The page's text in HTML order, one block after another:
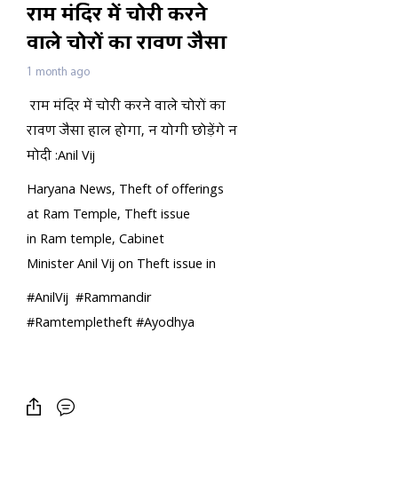
राम मंदिर में चोरी करने
वाले चोरों का रावण जैसा
हाल होगा, न योगी छोड़ेंगे
न मोदी :Anil Vij
1 month ago
राम मंदिर में चोरी करने वाले चोरों का
रावण जैसा हाल होगा, न योगी छोड़ेंगे न
मोदी :Anil Vij
Haryana News, Theft of offerings
at Ram Temple, Theft issue
in Ram temple, Cabinet
Minister Anil Vij on Theft issue in
Ayodhya Ram temple
#AnilVij #Rammandir
#Ramtempletheft #Ayodhya